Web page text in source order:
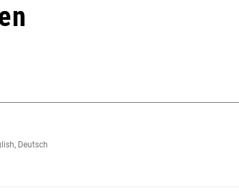
Deutsch